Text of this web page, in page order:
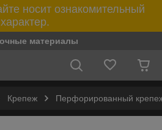
носит ознакомительный
характер.
материалы
Крепеж Перфорированный